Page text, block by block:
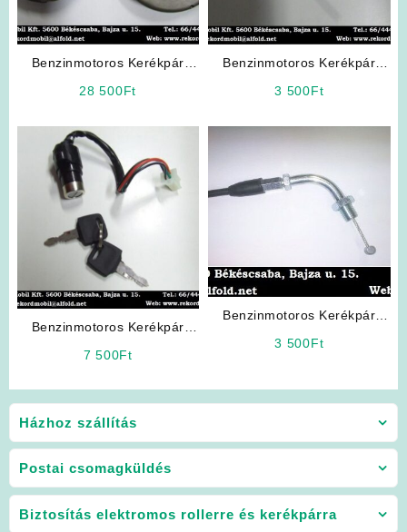
Házhoz szállítás
Postai csomagküldés
Biztosítás elektromos rollerre és kerékpárra
Benzinmotoros Kerékpár
28 500Ft
Benzinmotoros Kerékpár
3 500Ft
Benzinmotoros Kerékpár
7 500Ft
Benzinmotoros Kerékpár
3 500Ft